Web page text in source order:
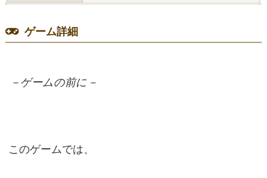
ゲーム詳細
－ゲームの前に－
このゲームでは、